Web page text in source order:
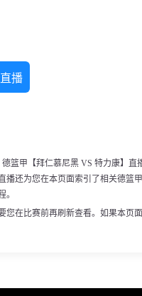
播
德篮甲【拜仁慕尼黑 VS 特力康】
播还为您在本页面索引了相关德篮
。
您在比赛前再刷新查看。如果本页